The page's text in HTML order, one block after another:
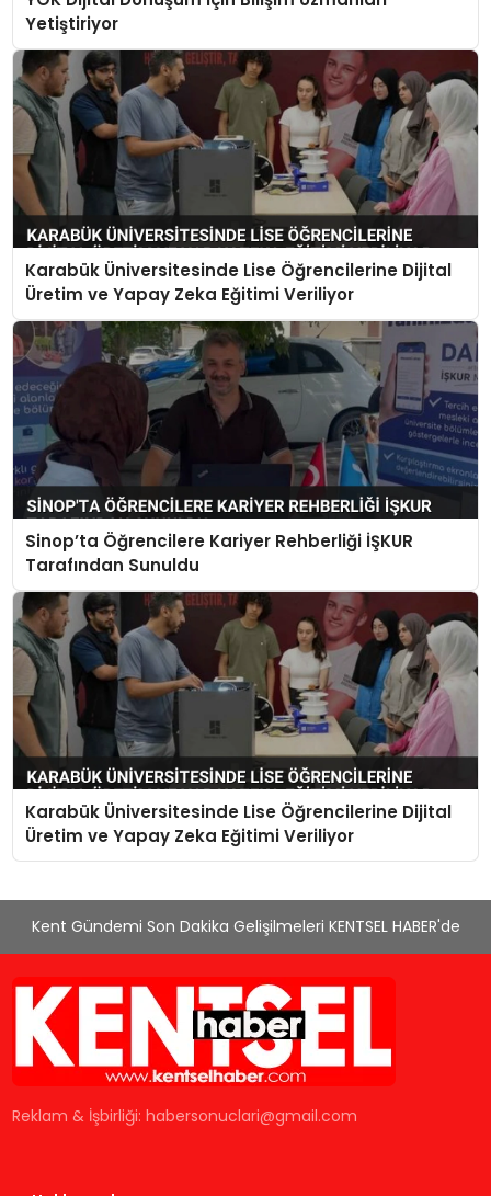
Yetiştiriyor
Karabük Üniversitesinde Lise Öğrencilerine Dijital
Üretim ve Yapay Zeka Eğitimi Veriliyor
Sinop’ta Öğrencilere Kariyer Rehberliği İŞKUR
Tarafından Sunuldu
Karabük Üniversitesinde Lise Öğrencilerine Dijital
Üretim ve Yapay Zeka Eğitimi Veriliyor
Kent Gündemi Son Dakika Gelişilmeleri KENTSEL HABER'de
Reklam & İşbirliği:habersonuclari@gmail.com